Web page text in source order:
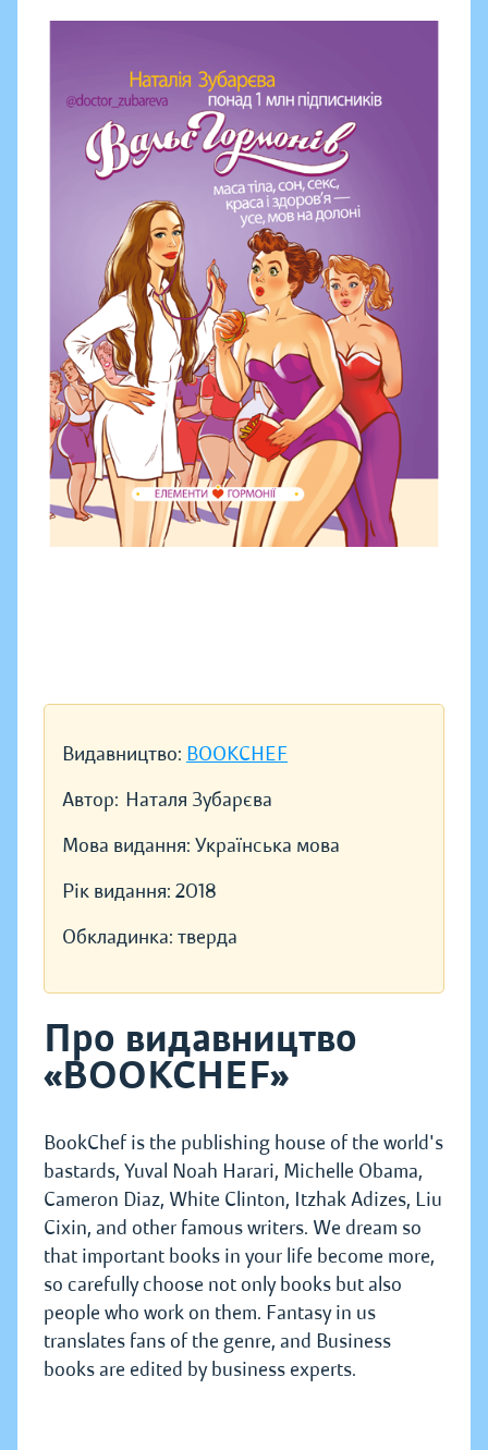
Видавництво: BOOKCHEF
Автор: Наталя Зубарєва
Мова видання: Українська мова
Рік видання: 2018
Обкладинка: тверда
Про видавництво
«BOOKCHEF»
BookChef is the publishing house of the world's
bastards, Yuval Noah Harari, Michelle Obama,
Cameron Diaz, White Clinton, Itzhak Adizes, Liu
Cixin, and other famous writers. We dream so
that important books in your life become more,
so carefully choose not only books but also
people who work on them. Fantasy in us
translates fans of the genre, and Business
books are edited by business experts.